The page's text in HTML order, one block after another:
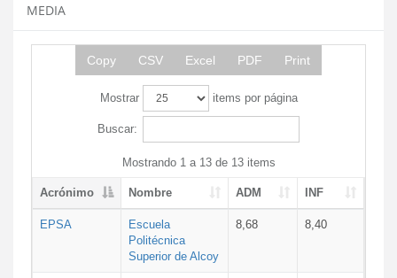
MEDIA
Copy CSV Excel PDF Print
Mostrar items por página
Buscar:
Mostrando 1 a 13 de 13 items
Acrónimo Nombre ADM INF
EPSA
Escuela
Politécnica
Superior de Alcoy
8,68 8,40